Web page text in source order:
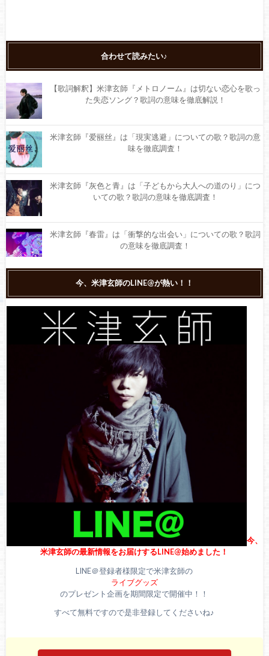
合わせて読みたい♪
【歌詞解釈】米津玄師『メトロノーム』は切ない恋心を歌っ
た失恋ソング？歌詞の意味を徹底解説！
米津玄師『爱丽丝』は「現実逃避」についての歌？歌詞の意
味を徹底調査！
米津玄師『灰色と青』は「子どもから大人への道のり」につ
いての歌？歌詞の意味を徹底調査！
米津玄師『春雷』は「衝撃的な出会い」についての歌？歌詞
の意味を徹底調査！
米津玄師『アイネクライネ』は「幸せ」についての歌？歌詞
の意味を徹底調査！
米津玄師『LOSER』は自己嫌悪から生まれた曲？歌詞の意味
を徹底調査！
米津玄師の名曲『Lemon』の歌詞やPVの意味は？「ウェッ」
は何？
米津玄師が新曲『海の幽霊』発表！最新アーティスト写真公
開！新曲の発売日はいつ？予約方法、特典、最安値まとめ
今、米津玄師のLINE@が熱い！！
今、
米津玄師の最新情報をお届けするLINE@始めました！
LINE＠登録者様限定で米津玄師の
ライブグッズ
のプレゼント企画を期間限定で開催中！！
すべて無料ですので是非登録してくださいね♪